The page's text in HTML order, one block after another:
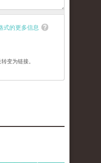
式的更多信息
变为链接。